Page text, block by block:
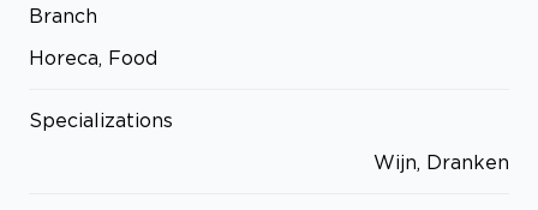
Branch
Horeca, Food
Specializations
Wijn, Dranken